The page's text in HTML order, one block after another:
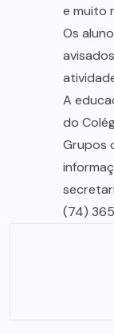
e muito
Os
A
do
Grupos
(74)